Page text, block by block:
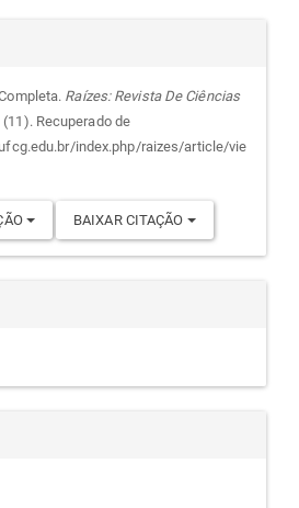
Raízes: Revista De Ciências
(11). Recuperado de
index.php/raizes/article/vie
BAIXAR CITAÇÃO